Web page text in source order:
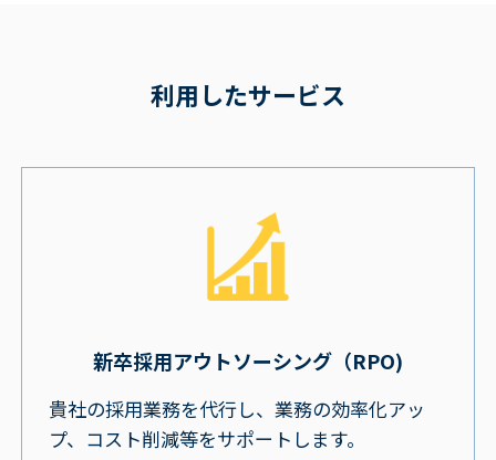
利用したサービス
新卒採用アウトソーシング（RPO)
貴社の採用業務を代行し、業務の効率化アッ
プ、コスト削減等をサポートします。